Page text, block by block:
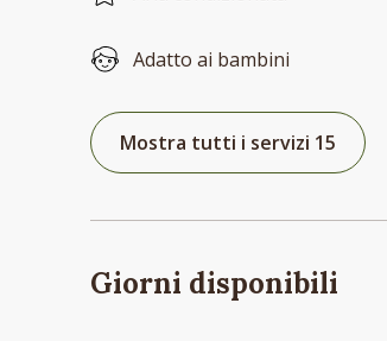
Adatto ai bambini
Mostra tutti i servizi 15
Giorni disponibili